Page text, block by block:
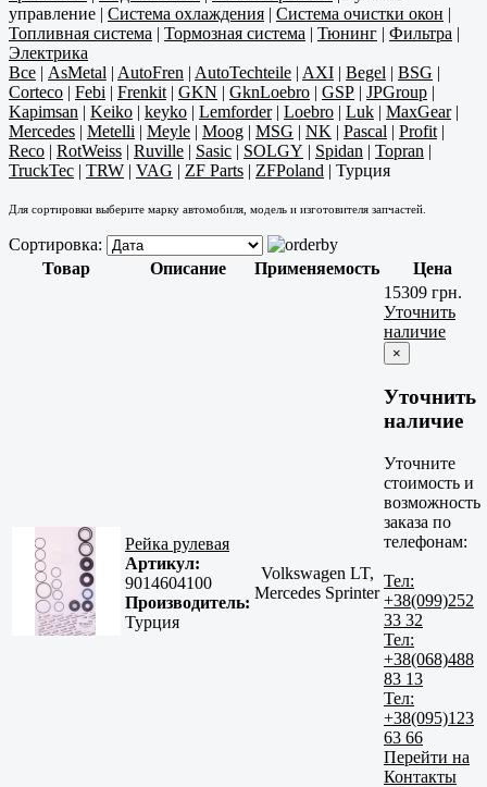
управление | Система охлаждения | Система очистки окон |
Топливная система | Тормозная система | Тюнинг | Фильтра |
Электрика
Все | AsMetal | AutoFren | AutoTechteile | AXI | Begel | BSG |
Corteco | Febi | Frenkit | GKN | GknLoebro | GSP | JPGroup |
Kapimsan | Keiko | keyko | Lemforder| Loebro | Luk | MaxGear|
Mercedes | Metelli | Meyle | Moog | MSG | NK | Pascal | Profit |
Reco | RotWeiss | Ruville | Sasic | SOLGY | Spidan | Topran |
TruckTec | TRW | VAG | ZF Parts | ZFPoland | Турция
Для сортировки выберите марку автомобиля, модель и изготовителя запчастей.
Сортировка:
Товар
Описание Применяемость Цена
Рейка рулевая
Артикул:
9014604100
Производитель:
Турция
Volkswagen LT,
Mercedes Sprinter
15309 грн.
Уточнить
наличие
×
Уточнить
наличие
Уточните
стоимость и
возможность
заказа по
телефонам:
Тел:
+38(099)252
33 32
Тел:
+38(068)488
83 13
Тел:
+38(095)123
63 66
Перейти на
Контакты